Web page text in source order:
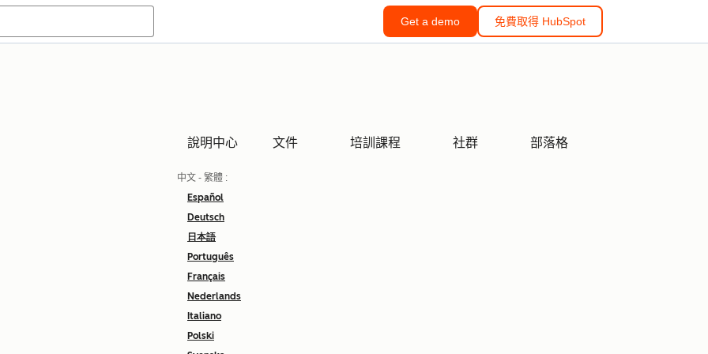
Get a demo 免費取得 HubSpot
說明中心 文件 培訓課程 社群 部落格
中文 - 繁體 :
Español
Deutsch
日本語
Português
Français
Nederlands
Italiano
Polski